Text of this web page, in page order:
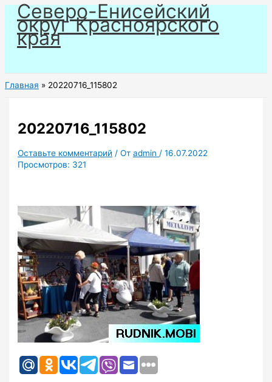
Перейти
содержимому
Северо-Енисейский
округ Красноярского
края
Главная 20220716_115802
20220716_115802
Оставьте комментарий / Отadmin /16.07.2022
Просмотров: 321